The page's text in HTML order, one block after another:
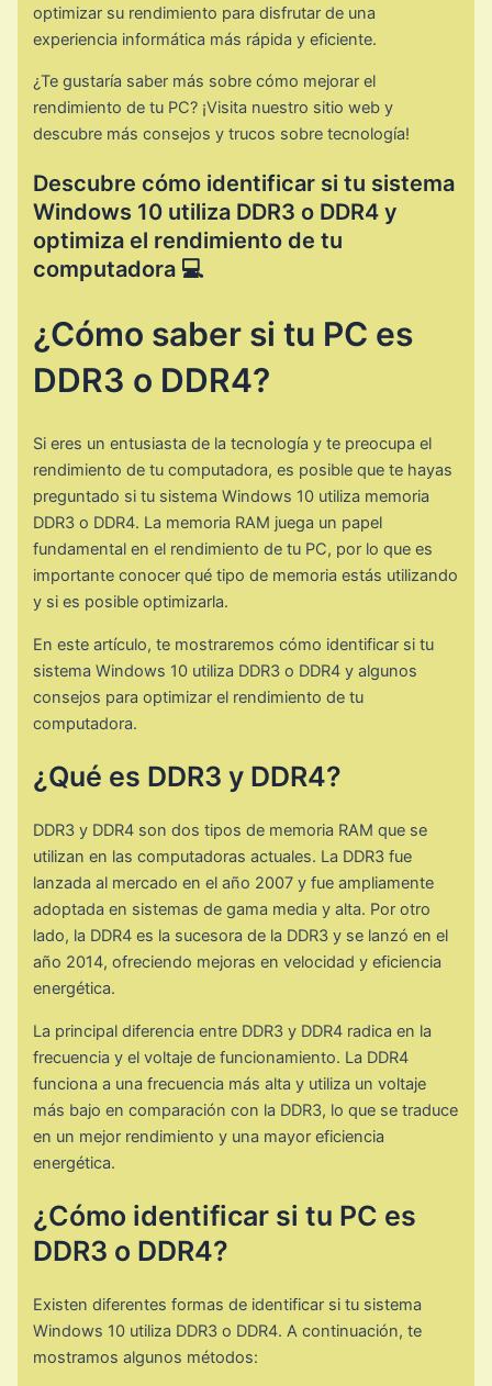
optimizar su rendimiento para disfrutar de una
experiencia informática más rápida y eficiente.
¿Te gustaría saber más sobre cómo mejorar el
rendimiento de tu PC? ¡Visita nuestro sitio web y
descubre más consejos y trucos sobre tecnología!
Descubre cómo identificar si tu sistema
Windows 10 utiliza DDR3 o DDR4 y
optimiza el rendimiento de tu
computadora 💻
¿Cómo saber si tu PC es
DDR3 o DDR4?
Si eres un entusiasta de la tecnología y te preocupa el
rendimiento de tu computadora, es posible que te hayas
preguntado si tu sistema Windows 10 utiliza memoria
DDR3 o DDR4. La memoria RAM juega un papel
fundamental en el rendimiento de tu PC, por lo que es
importante conocer qué tipo de memoria estás utilizando
y si es posible optimizarla.
En este artículo, te mostraremos cómo identificar si tu
sistema Windows 10 utiliza DDR3 o DDR4 y algunos
consejos para optimizar el rendimiento de tu
computadora.
¿Qué es DDR3 y DDR4?
DDR3 y DDR4 son dos tipos de memoria RAM que se
utilizan en las computadoras actuales. La DDR3 fue
lanzada al mercado en el año 2007 y fue ampliamente
adoptada en sistemas de gama media y alta. Por otro
lado, la DDR4 es la sucesora de la DDR3 y se lanzó en el
año 2014, ofreciendo mejoras en velocidad y eficiencia
energética.
La principal diferencia entre DDR3 y DDR4 radica en la
frecuencia y el voltaje de funcionamiento. La DDR4
funciona a una frecuencia más alta y utiliza un voltaje
más bajo en comparación con la DDR3, lo que se traduce
en un mejor rendimiento y una mayor eficiencia
energética.
¿Cómo identificar si tu PC es
DDR3 o DDR4?
Existen diferentes formas de identificar si tu sistema
Windows 10 utiliza DDR3 o DDR4. A continuación, te
mostramos algunos métodos: